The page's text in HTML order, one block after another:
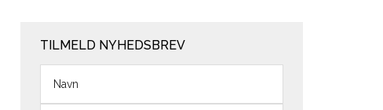
TILMELD NYHEDSBREV